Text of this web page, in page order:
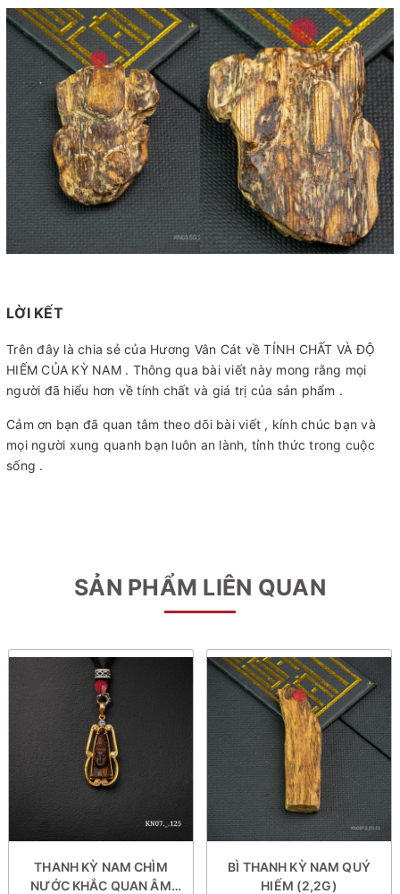
LỜI KẾT
Trên đây là chia sẻ của Hương Vân Cát về TÍNH CHẤT VÀ ĐỘ
HIẾM CỦA KỲ NAM . Thông qua bài viết này mong rằng mọi
người đã hiểu hơn về tính chất và giá trị của sản phẩm .
Cảm ơn bạn đã quan tâm theo dõi bài viết , kính chúc bạn và
mọi người xung quanh bạn luôn an lành, tỉnh thức trong cuộc
sống .
SẢN PHẨM LIÊN QUAN
THANH KỲ NAM CHÌM
NƯỚC KHẮC QUAN ÂM
BÌ THANH KỲ NAM QUÝ
HIẾM (2,2G)